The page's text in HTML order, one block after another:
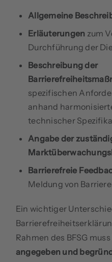
Allgemeine
Erläuterungen zum
Durchführung der
Beschreibung der
spezifischen
anhand
technischer
Angabe der
Barrierefreie
Meldung von
Ein wichtiger
Rahmen des BFSG muss
angegeben und